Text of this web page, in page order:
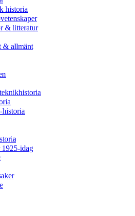
historia
& litteratur
allmänt
idag